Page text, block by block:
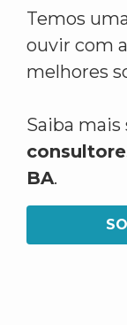
Temos
ouvir com
melhores
Saiba mais
BA.